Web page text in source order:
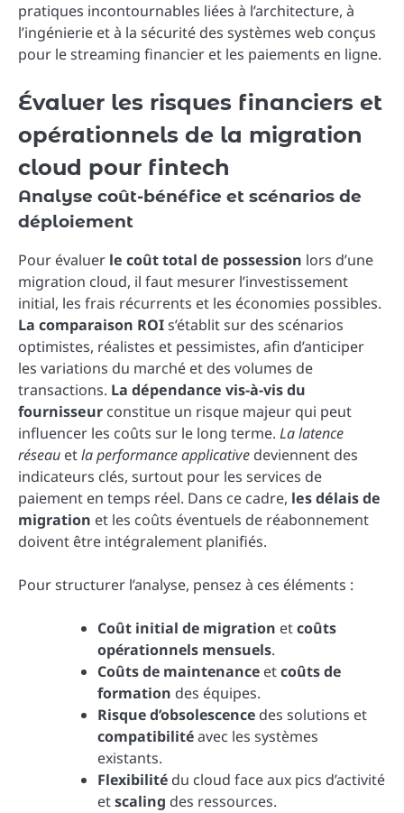
pratiques incontournables liées à l’architecture, à
l’ingénierie et à la sécurité des systèmes web conçus
pour le streaming financier et les paiements en ligne.
Évaluer les risques financiers et
opérationnels de la migration
cloud pour fintech
Analyse coût-bénéfice et scénarios de
déploiement
Pour évaluer le coût total de possession lors d’une
migration cloud, il faut mesurer l’investissement
initial, les frais récurrents et les économies possibles.
La comparaison ROIs’établit sur des scénarios
optimistes, réalistes et pessimistes, afin d’anticiper
les variations du marché et des volumes de
transactions. La dépendance vis-à-vis du
fournisseur constitue un risque majeur qui peut
influencer les coûts sur le long terme. La latence
réseau etla performance applicative deviennent des
indicateurs clés, surtout pour les services de
paiement en temps réel. Dans ce cadre, les délais de
migration et les coûts éventuels de réabonnement
doivent être intégralement planifiés.
Pour structurer l’analyse, pensez à ces éléments :
Coût initial de migration etcoûts
opérationnels mensuels.
Coûts de maintenance etcoûts de
formation des équipes.
Risque d’obsolescence des solutions et
compatibilitéavec les systèmes
existants.
Flexibilité du cloud face aux pics d’activité
etscaling des ressources.